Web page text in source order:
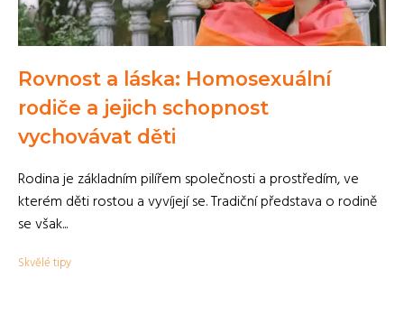
Rovnost a láska: Homosexuální
rodiče a jejich schopnost
vychovávat děti
Rodina je základním pilířem společnosti a prostředím, ve
kterém děti rostou a vyvíjejí se. Tradiční představa o rodině
se však...
Skvělé tipy